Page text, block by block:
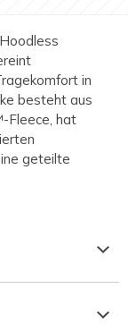
in
besteht aus
Fleece, hat
geteilte